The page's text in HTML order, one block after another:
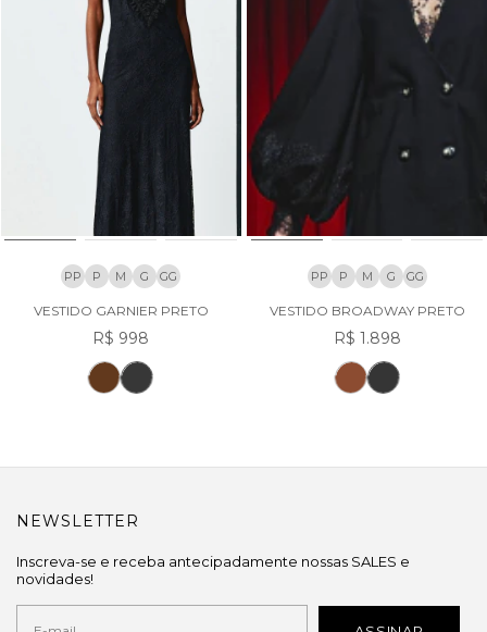
PP P M G GG
VESTIDO GARNIER PRETO
R$ 998
PP P M G GG
VESTIDO BROADWAY PRETO
R$ 1.898
NEWSLETTER
Inscreva-se e receba antecipadamente nossas SALES e
novidades!